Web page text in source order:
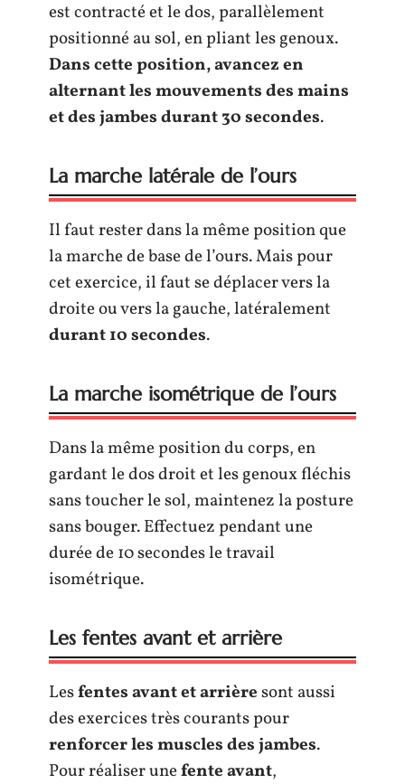
est contracté et le dos, parallèlement
positionné au sol, en pliant les genoux.
Dans cette position, avancez en
alternant les mouvements des mains
et des jambes durant 30 secondes.
La marche latérale de l’ours
Il faut rester dans la même position que
la marche de base de l’ours. Mais pour
cet exercice, il faut se déplacer vers la
droite ou vers la gauche, latéralement
durant 10 secondes.
La marche isométrique de l’ours
Dans la même position du corps, en
gardant le dos droit et les genoux fléchis
sans toucher le sol, maintenez la posture
sans bouger. Effectuez pendant une
durée de 10 secondes le travail
isométrique.
Les fentes avant et arrière
Lesfentes avant et arrièresont aussi
des exercices très courants pour
renforcer les muscles des jambes.
Pour réaliser unefente avant,